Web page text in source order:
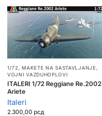
1/72,MAKETE NA SASTAVLJANJE,
VOJNI VAZDUHOPLOVI
ITALERI 1/72 Reggiane Re.2002
Ariete
Italeri
2.300,00 рсд